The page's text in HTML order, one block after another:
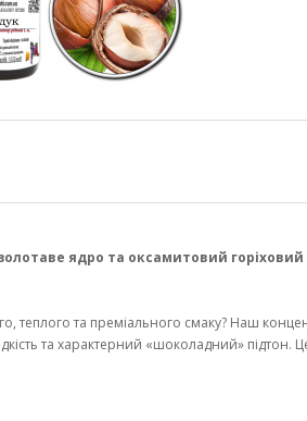
ядро та оксамитовий горіховий
теплого та преміального смаку? Наш
та характерний «шоколадний»